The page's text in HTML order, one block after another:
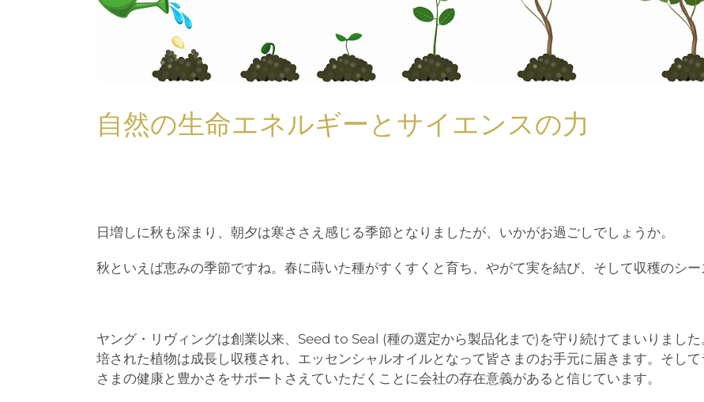
自然の生命エネルギーとサイエンスの力
日増しに秋も深まり、朝夕は寒ささえ感じる季節となりましたが、いかがお過ごしでしょうか。
秋といえば恵みの季節ですね。春に蒔いた種がすくすくと育ち、やがて実を結び、そして収穫のシー
ヤング・リヴィングは創業以来、Seed to Seal (種の選定から製品化まで)を守り続けてまいりまし
培された植物は成長し収穫され、エッセンシャルオイルとなって皆さまのお手元に届きます。そし
さまの健康と豊かさをサポートさえていただくことに会社の存在意義があると信じています。